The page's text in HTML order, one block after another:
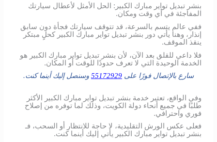
بنشر تبديل تواير مبارك الكبير: الحل الأمثل لأعطال سيارتك
المفاجئة في أي وقت ومكان.
ففي عالم يتسم بالسرعة، قد تتوقف سيارتك فجأة دون سابق
إنذار، وهنا يأتي دور بنشر تبديل تواير مبارك الكبير كحلٍ مبتكر
ينقذ الموقف.
فلا داعي للقلق بعد الآن، لأن بنشر تبديل تواير مبارك الكبير هو
الخدمة الوحيدة التي لا تعرف حدودًا للوقت أو المكان.
سارع بالإتصال فورًا على 55172929 وسنصل إليك أينما كنت.
وفي الواقع، تعتبر خدمة بنشر تبديل تواير مبارك الكبير الأكثر
طلبًا في جميع أنحاء دولة الكويت، وذلك لما توفره من إصلاح
فوري واحترافي.
فعلى عكس الورش التقليدية، لا حاجة للانتظار أو السحب، فـ
بنشر تبديل تواير مبارك الكبير يأتي إليك أينما كنت.